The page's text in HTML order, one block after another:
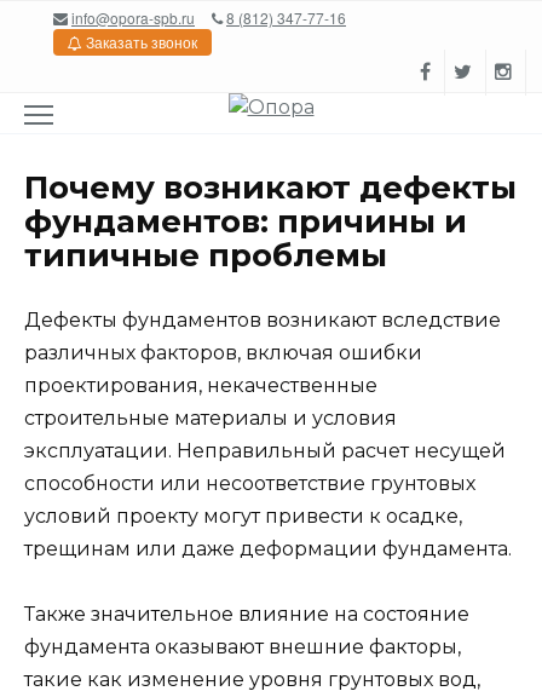
Перейтиinfo@opora-spb.ru
8 (812) 347-77-16
Заказать звонок
Почему возникают дефекты
фундаментов: причины и
типичные проблемы
Дефекты фундаментов возникают вследствие
различных факторов, включая ошибки
проектирования, некачественные
строительные материалы и условия
эксплуатации. Неправильный расчет несущей
способности или несоответствие грунтовых
условий проекту могут привести к осадке,
трещинам или даже деформации фундамента.
Также значительное влияние на состояние
фундамента оказывают внешние факторы,
такие как изменение уровня грунтовых вод,